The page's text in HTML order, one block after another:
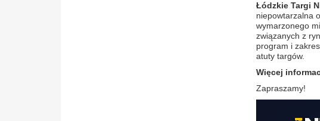
Łódzkie Targi
niepowtarzalna
wymarzonego
związanych z
program i
atuty targów.
Więcej
Zapraszamy!